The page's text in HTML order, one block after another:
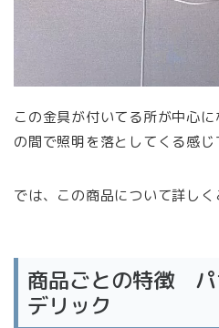
この金具が付いてる所が中心
の間で照明を落としてくる感じ
では、この商品について詳しく
商品ごとの特徴 パ
デリック